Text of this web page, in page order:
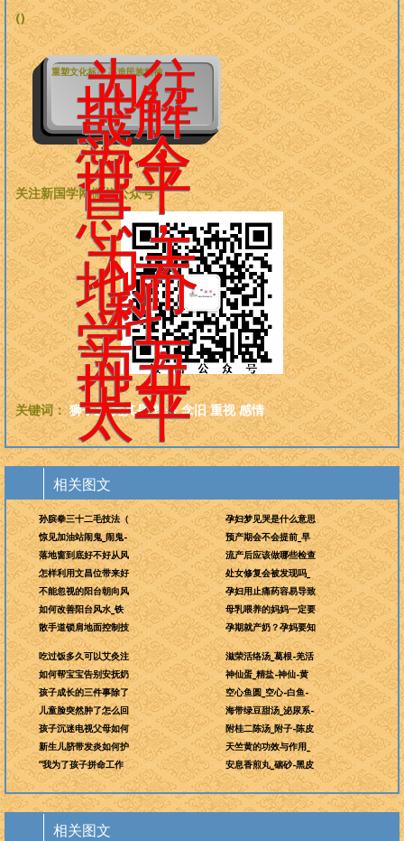
()
重塑文化标准 再造民族精神
为往
世解
惑，
为今
世平
息，
为天
地而
科
学，
为万
世开
太平
关注新国学网微信公众号：
关键词： 狮子座 尤其是 您是 念旧 重视 感情
相关图文
孙膑拳三十二毛技法（
惊见加油站闹鬼_闹鬼-
落地窗到底好不好从风
怎样利用文昌位带来好
不能忽视的阳台朝向风
如何改善阳台风水_铁
散手道锁肩地面控制技
孕妇梦见哭是什么意思
预产期会不会提前_早
流产后应该做哪些检查
处女修复会被发现吗_
孕妇用止痛药容易导致
母乳喂养的妈妈一定要
孕期就产奶？孕妈要知
吃过饭多久可以艾灸注
如何帮宝宝告别安抚奶
孩子成长的三件事除了
儿童脸突然肿了怎么回
孩子沉迷电视父母如何
新生儿脐带发炎如何护
“我为了孩子拼命工作
滋荣活络汤_葛根-羌活
神仙蛋_精盐-神仙-黄
空心鱼圆_空心-白鱼-
海带绿豆甜汤_泌尿系-
附桂二陈汤_附子-陈皮
天竺黄的功效与作用_
安息香煎丸_硇砂-黑皮
相关图文